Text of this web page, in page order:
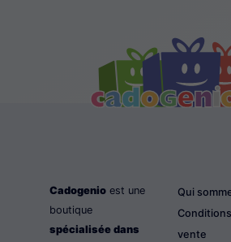
Cadogenio est une
boutique
spécialisée dans
Qui
vente